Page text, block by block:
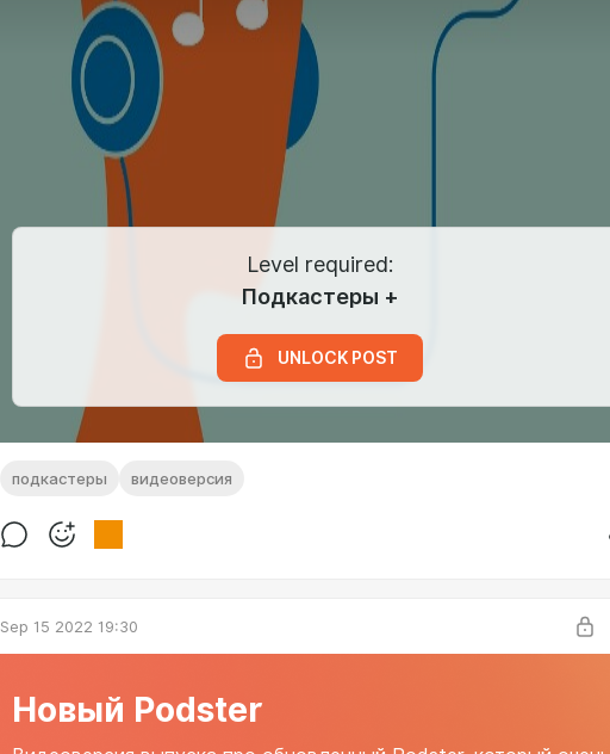
Level required:
Подкастеры +
UNLOCK POST
подкастеры видеоверсия
Sep 15 2022 19:30
Новый Podster